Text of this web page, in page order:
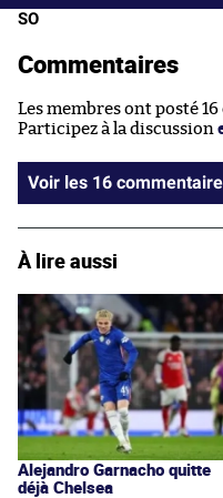
SO
Commentaires
Les membres ont posté
Participez à la discussion
Voir les 16
À lire aussi
Alejandro Garnacho quitte
déjà Chelsea